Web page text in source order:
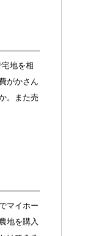
地を相
がかさん
。また売
マイホー
地を購入